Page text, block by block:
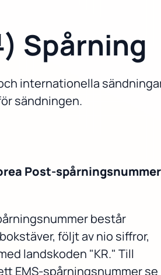
) Spårning
internationella
sändningen.
Post-spårningsnummer
består
följt av nio siffror,
landskoden "KR." Till
EMS-spårningsnummer se